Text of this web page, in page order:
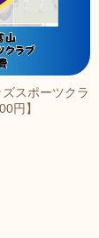
スポーツクラ
円】